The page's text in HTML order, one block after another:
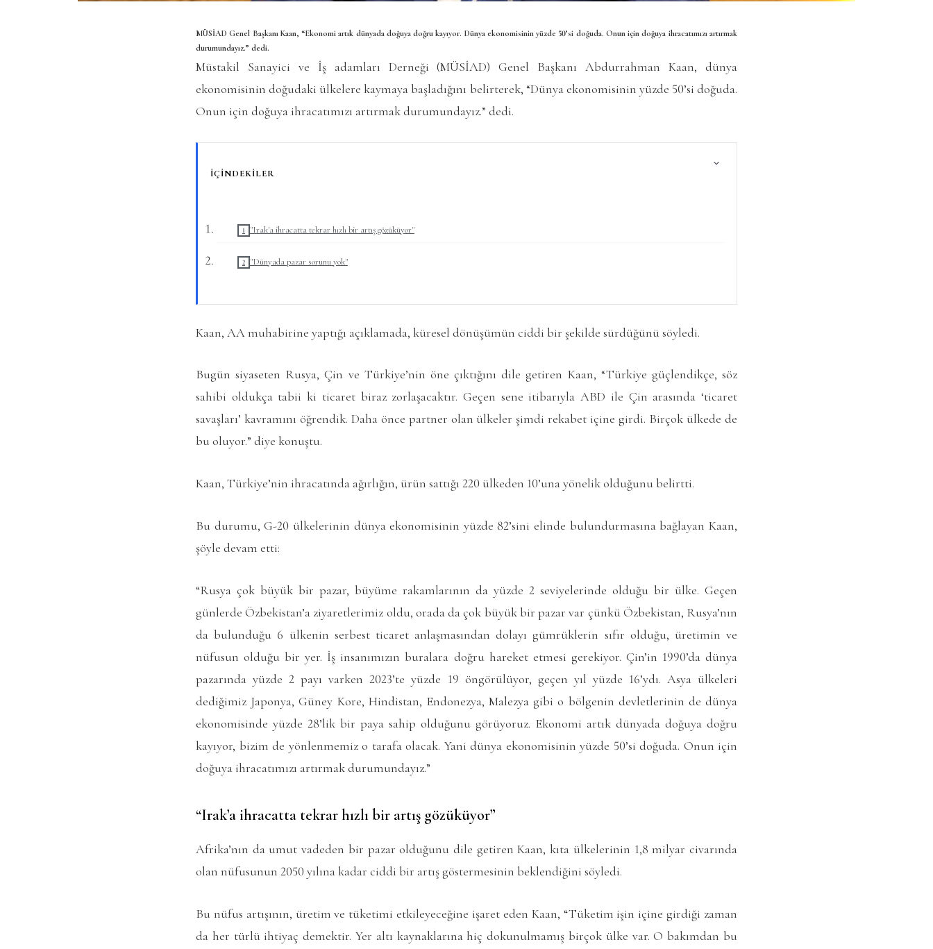
MÜSİAD Genel Başkanı Kaan, “Ekonomi artık dünyada doğuya doğru kayıyor. Dünya ekonomisinin yüzde 50’si doğuda. Onun için doğuya ihracatımızı artırmak
durumundayız.” dedi.
Müstakil Sanayici ve İş adamları Derneği (MÜSİAD) Genel Başkanı Abdurrahman Kaan, dünya
ekonomisinin doğudaki ülkelere kaymaya başladığını belirterek, “Dünya ekonomisinin yüzde 50’si doğuda.
Onun için doğuya ihracatımızı artırmak durumundayız.” dedi.
İÇINDEKILER
"Irak'a ihracatta tekrar hızlı bir artış gözüküyor"
"Dünyada pazar sorunu yok"
Kaan, AA muhabirine yaptığı açıklamada, küresel dönüşümün ciddi bir şekilde sürdüğünü söyledi.
Bugün siyaseten Rusya, Çin ve Türkiye’nin öne çıktığını dile getiren Kaan, “Türkiye güçlendikçe, söz
sahibi oldukça tabii ki ticaret biraz zorlaşacaktır. Geçen sene itibarıyla ABD ile Çin arasında ‘ticaret
savaşları’ kavramını öğrendik. Daha önce partner olan ülkeler şimdi rekabet içine girdi. Birçok ülkede de
bu oluyor.” diye konuştu.
Kaan, Türkiye’nin ihracatında ağırlığın, ürün sattığı 220 ülkeden 10’una yönelik olduğunu belirtti.
Bu durumu, G-20 ülkelerinin dünya ekonomisinin yüzde 82’sini elinde bulundurmasına bağlayan Kaan,
şöyle devam etti:
“Rusya çok büyük bir pazar, büyüme rakamlarının da yüzde 2 seviyelerinde olduğu bir ülke. Geçen
günlerde Özbekistan’a ziyaretlerimiz oldu, orada da çok büyük bir pazar var çünkü Özbekistan, Rusya’nın
da bulunduğu 6 ülkenin serbest ticaret anlaşmasından dolayı gümrüklerin sıfır olduğu, üretimin ve
nüfusun olduğu bir yer. İş insanımızın buralara doğru hareket etmesi gerekiyor. Çin’in 1990’da dünya
pazarında yüzde 2 payı varken 2023’te yüzde 19 öngörülüyor, geçen yıl yüzde 16’ydı. Asya ülkeleri
dediğimiz Japonya, Güney Kore, Hindistan, Endonezya, Malezya gibi o bölgenin devletlerinin de dünya
ekonomisinde yüzde 28’lik bir paya sahip olduğunu görüyoruz. Ekonomi artık dünyada doğuya doğru
kayıyor, bizim de yönlenmemiz o tarafa olacak. Yani dünya ekonomisinin yüzde 50’si doğuda. Onun için
doğuya ihracatımızı artırmak durumundayız.”
“Irak’a ihracatta tekrar hızlı bir artış gözüküyor”
Afrika’nın da umut vadeden bir pazar olduğunu dile getiren Kaan, kıta ülkelerinin 1,8 milyar civarında
olan nüfusunun 2050 yılına kadar ciddi bir artış göstermesinin beklendiğini söyledi.
Bu nüfus artışının, üretim ve tüketimi etkileyeceğine işaret eden Kaan, “Tüketim işin içine girdiği zaman
da her türlü ihtiyaç demektir. Yer altı kaynaklarına hiç dokunulmamış birçok ülke var. O bakımdan bu